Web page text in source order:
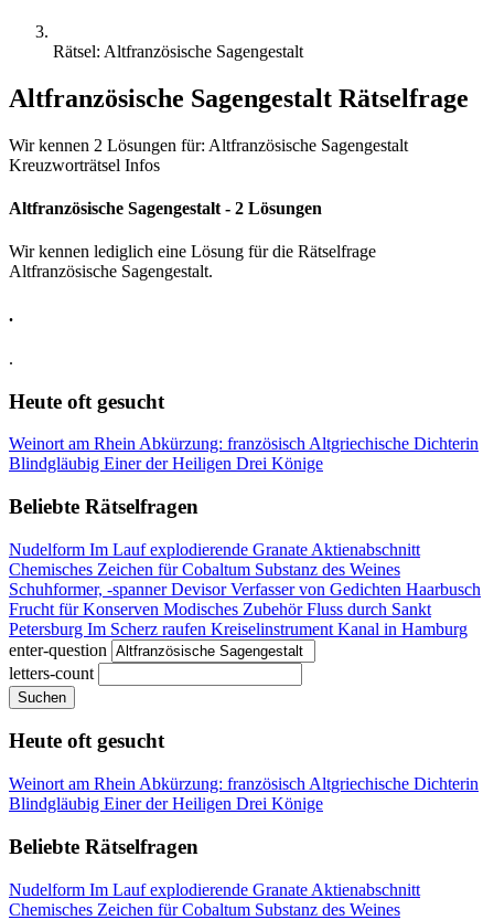
Rätsel: Altfranzösische Sagengestalt
Altfranzösische Sagengestalt Rätselfrage
Wir kennen 2 Lösungen für: Altfranzösische Sagengestalt
Kreuzworträtsel Infos
Altfranzösische Sagengestalt - 2 Lösungen
Wir kennen lediglich eine Lösung für die Rätselfrage
Altfranzösische Sagengestalt.
.
.
Heute oft gesucht
Weinort am Rhein Abkürzung: französisch Altgriechische Dichterin
Blindgläubig Einer der Heiligen Drei Könige
Beliebte Rätselfragen
Nudelform Im Lauf explodierende Granate Aktienabschnitt
Chemisches Zeichen für Cobaltum Substanz des Weines
Schuhformer, -spannerDevisorVerfasser von Gedichten Haarbusch
Frucht für Konserven Modisches ZubehörFluss durch Sankt
Petersburg Im Scherz raufen Kreiselinstrument Kanal in Hamburg
enter-question
letters-count
Suchen
Heute oft gesucht
Weinort am Rhein Abkürzung: französisch Altgriechische Dichterin
Blindgläubig Einer der Heiligen Drei Könige
Beliebte Rätselfragen
Nudelform Im Lauf explodierende Granate Aktienabschnitt
Chemisches Zeichen für Cobaltum Substanz des Weines